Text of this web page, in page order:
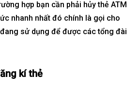
hợp bạn cần phải hủy thẻ ATM
nhanh nhất đó chính là gọi cho
sử dụng để được các tổng đài
kí thẻ